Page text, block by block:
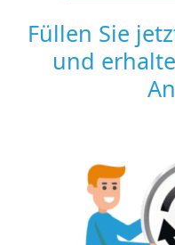
Füllen Sie
und